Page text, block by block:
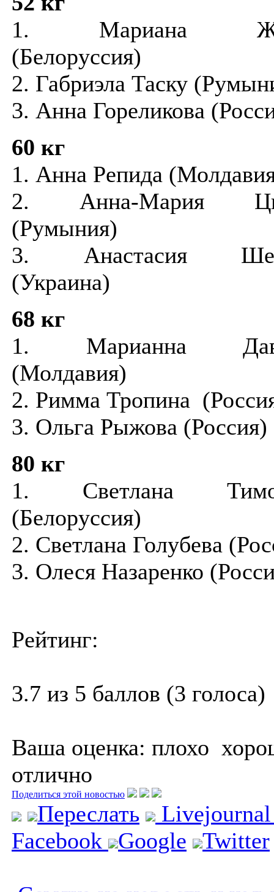
1. Мариана
(Белоруссия)
2. Габриэла Таску
3. Анна Гореликова
60 кг
1. Анна Репида
2. Анна-Мария
(Румыния)
3. Анастасия
(Украина)
68 кг
1. Марианна
(Молдавия)
2. Римма Тропина
3. Ольга Рыжова (Россия)
80 кг
1. Светлана
(Белоруссия)
2. Светлана Голубева
3. Олеся Назаренко
Рейтинг:
3.7 из 5 баллов (3 голоса)
Ваша оценка: плохо
отлично
Поделиться этой новостью
Переслать
Facebook
Google Twitter